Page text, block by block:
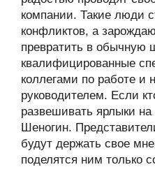
компании. Такие люди
конфликтов, а
превратить в обычную
квалифицированные
коллегами по работе и
руководителем. Если
развешивать ярлыки
Шеногин.
будут держать свое
поделятся ним только